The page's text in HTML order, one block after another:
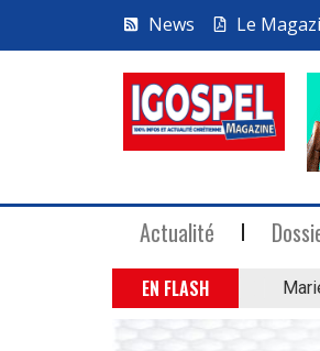
News Le
Actualité
EN FLASH